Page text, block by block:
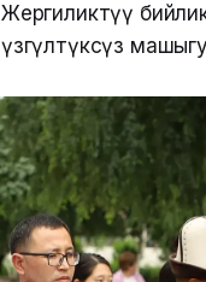
Жергиликтүү
үзгүлтүксүз